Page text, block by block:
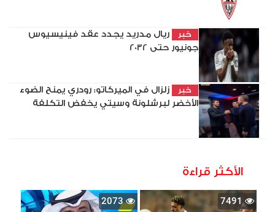
خبر
ريال مدريد يجدد عقد فينيسيوس
جونيور حتى 2032
خبر
زلزال في الميركاتو: رودري يمنح الضوء
الأخضر لبرشلونة وسيتي يخفض التكلفة
الأكثر قراءة
7491
2073